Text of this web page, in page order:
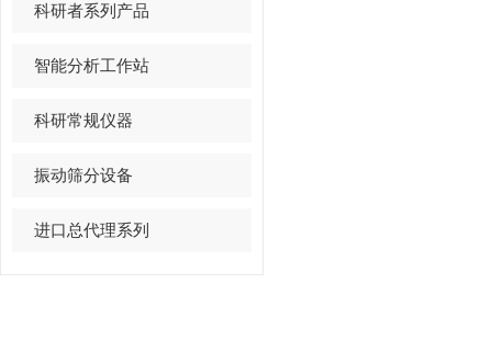
科研者系列产品
智能分析工作站
科研常规仪器
振动筛分设备
进口总代理系列